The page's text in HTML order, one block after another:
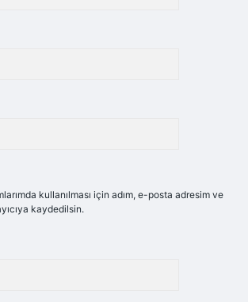
kullanılması için adım, e-posta adresim ve
kaydedilsin.